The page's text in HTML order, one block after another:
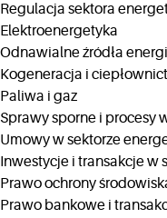
Regulacja sektora
Elektroenergetyka
Odnawialne źródła
Kogeneracja i
Paliwa i gaz
Sprawy sporne i procesy
Umowy w sektorze
Inwestycje i transakcje w
Prawo ochrony
Prawo bankowe i